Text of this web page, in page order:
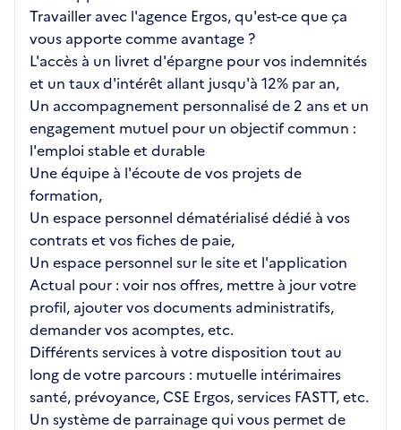
Travailler avec l'agence Ergos, qu'est-ce que ça
vous apporte comme avantage ?
L'accès à un livret d'épargne pour vos indemnités
et un taux d'intérêt allant jusqu'à 12% par an,
Un accompagnement personnalisé de 2 ans et un
engagement mutuel pour un objectif commun :
l'emploi stable et durable
Une équipe à l'écoute de vos projets de
formation,
Un espace personnel dématérialisé dédié à vos
contrats et vos fiches de paie,
Un espace personnel sur le site et l'application
Actual pour : voir nos offres, mettre à jour votre
profil, ajouter vos documents administratifs,
demander vos acomptes, etc.
Différents services à votre disposition tout au
long de votre parcours : mutuelle intérimaires
santé, prévoyance, CSE Ergos, services FASTT, etc.
Un système de parrainage qui vous permet de